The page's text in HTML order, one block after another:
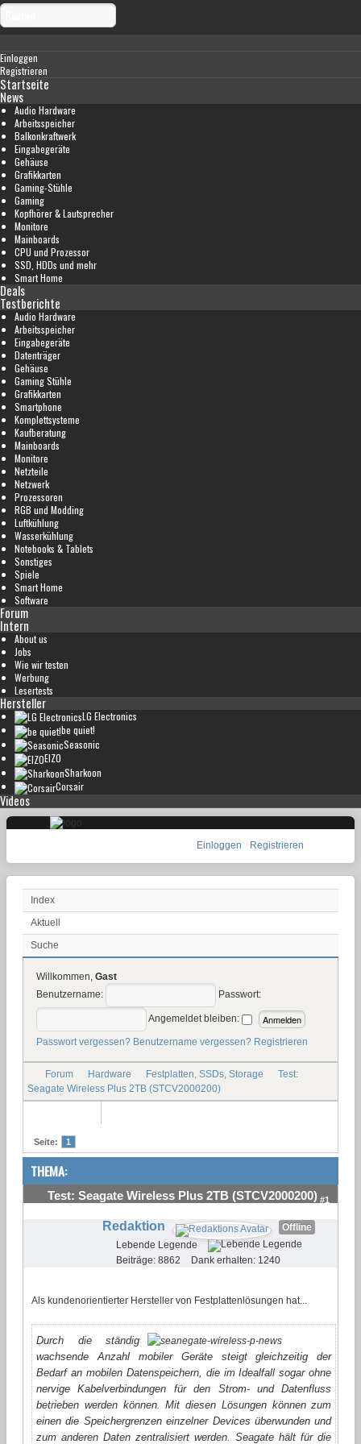
Einloggen
Registrieren
Startseite
News
Audio Hardware
Arbeitsspeicher
Balkonkraftwerk
Eingabegeräte
Gehäuse
Grafikkarten
Gaming-Stühle
Gaming
Kopfhörer & Lautsprecher
Monitore
Mainboards
CPU und Prozessor
SSD, HDDs und mehr
Smart Home
Deals
Testberichte
Audio Hardware
Arbeitsspeicher
Eingabegeräte
Datenträger
Gehäuse
Gaming Stühle
Grafikkarten
Smartphone
Komplettsysteme
Kaufberatung
Mainboards
Monitore
Netzteile
Netzwerk
Prozessoren
RGB und Modding
Luftkühlung
Wasserkühlung
Notebooks & Tablets
Sonstiges
Spiele
Smart Home
Software
Forum
Intern
About us
Jobs
Wie wir testen
Werbung
Lesertests
Hersteller
LG Electronics
be quiet!
Seasonic
EIZO
Sharkoon
Corsair
Videos
Einloggen Registrieren
Index
Aktuell
Suche
Willkommen, Gast
Benutzername:
Passwort:
Angemeldet bleiben:
Passwort vergessen? Benutzername vergessen? Registrieren
Forum Hardware Festplatten, SSDs, Storage
Test:
Seagate Wireless Plus 2TB (STCV2000200)
Seite: 1
THEMA:
Test: Seagate Wireless Plus 2TB (STCV2000200) #1
Redaktion
Offline
Lebende Legende
Beiträge: 8862
Dank erhalten: 1240
Als kundenorientierter Hersteller von Festplattenlösungen hat...
Durch die ständig
wachsende Anzahl mobiler Geräte steigt gleichzeitig der
Bedarf an mobilen Datenspeichern, die im Idealfall sogar ohne
nervige Kabelverbindungen für den Strom- und Datenfluss
betrieben werden können. Mit diesen Lösungen können zum
einen die Speichergrenzen einzelner Devices überwunden und
zum anderen Daten zentralisiert werden. Seagate hält für die